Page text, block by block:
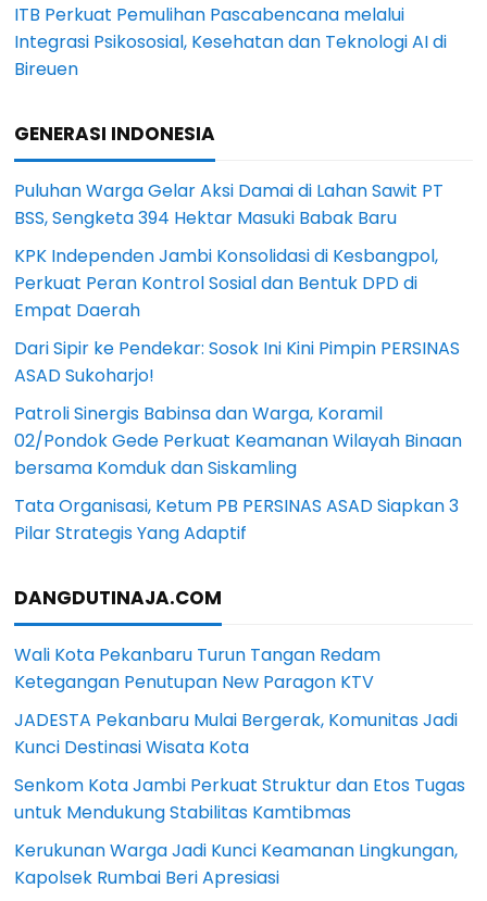
ITB Perkuat Pemulihan Pascabencana melalui
Integrasi Psikososial, Kesehatan dan Teknologi AI di
Bireuen
GENERASI INDONESIA
Puluhan Warga Gelar Aksi Damai di Lahan Sawit PT
BSS, Sengketa 394 Hektar Masuki Babak Baru
KPK Independen Jambi Konsolidasi di Kesbangpol,
Perkuat Peran Kontrol Sosial dan Bentuk DPD di
Empat Daerah
Dari Sipir ke Pendekar: Sosok Ini Kini Pimpin PERSINAS
ASAD Sukoharjo!
Patroli Sinergis Babinsa dan Warga, Koramil
02/Pondok Gede Perkuat Keamanan Wilayah Binaan
bersama Komduk dan Siskamling
Tata Organisasi, Ketum PB PERSINAS ASAD Siapkan 3
Pilar Strategis Yang Adaptif
DANGDUTINAJA.COM
Wali Kota Pekanbaru Turun Tangan Redam
Ketegangan Penutupan New Paragon KTV
JADESTA Pekanbaru Mulai Bergerak, Komunitas Jadi
Kunci Destinasi Wisata Kota
Senkom Kota Jambi Perkuat Struktur dan Etos Tugas
untuk Mendukung Stabilitas Kamtibmas
Kerukunan Warga Jadi Kunci Keamanan Lingkungan,
Kapolsek Rumbai Beri Apresiasi